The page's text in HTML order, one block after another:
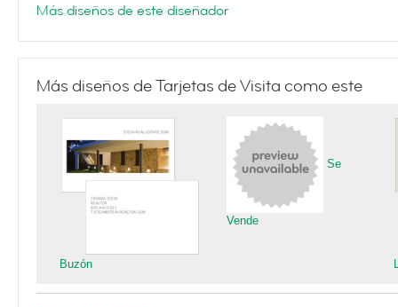
Más diseños de este diseñador
Más diseños de Tarjetas de Visita como este
Buzón
Se
Vende